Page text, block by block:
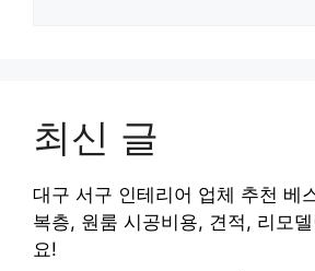
최신 글
대구 서구 인테리어 업체 추천 베
복층, 원룸 시공비용, 견적, 리모
요!